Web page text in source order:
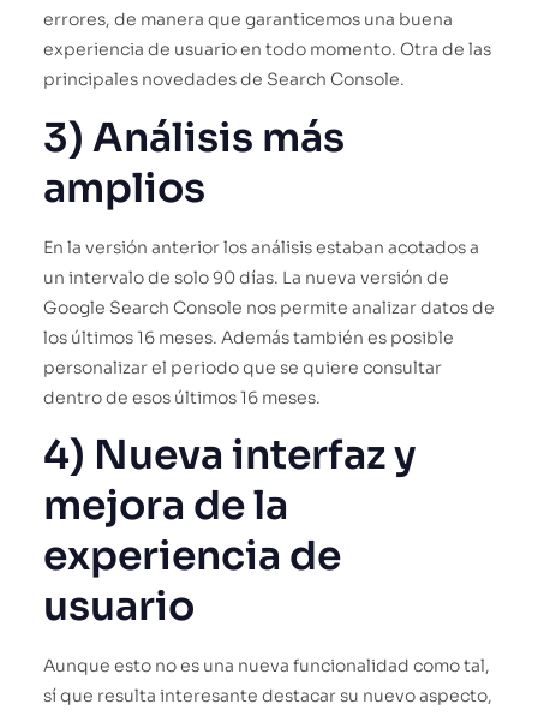
errores, de manera que garanticemos una buena
experiencia de usuario en todo momento. Otra de las
principales novedades de Search Console.
3) Análisis más
amplios
En la versión anterior los análisis estaban acotados a
un intervalo de solo 90 días. La nueva versión de
Google Search Console nos permite analizar datos de
los últimos 16 meses. Además también es posible
personalizar el periodo que se quiere consultar
dentro de esos últimos 16 meses.
4) Nueva interfaz y
mejora de la
experiencia de
usuario
Aunque esto no es una nueva funcionalidad como tal,
sí que resulta interesante destacar su nuevo aspecto,